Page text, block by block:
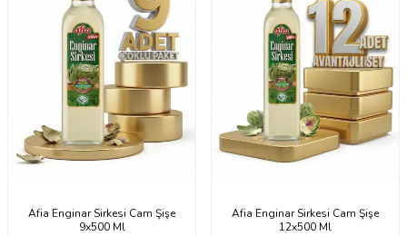
Afia Enginar Sirkesi Cam Şişe
9x500 Ml
Afia Enginar Sirkesi Cam Şişe
12x500 Ml